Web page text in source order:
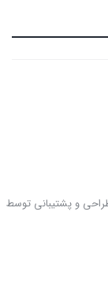
و پشتیبانی توسط